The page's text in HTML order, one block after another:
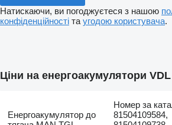
Натискаючи, ви погоджуєтеся з нашою
конфіденційності таугодою користувача.
Ціни на енергоакумулятори VDL
Енергоакумулятор до
Номер за
81504109584,